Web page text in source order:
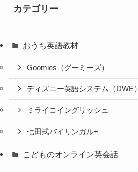
カテゴリー
おうち英語教材
Goomies（グーミーズ）
ディズニー英語システム（DWE）
ミライコイングリッシュ
七田式バイリンガル+
こどものオンライン英会話